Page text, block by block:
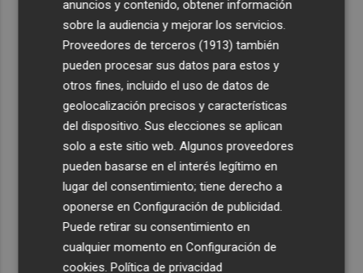
anuncios y contenido, obtener información
sobre la audiencia y mejorar los servicios.
Proveedores de terceros (1913) también
pueden procesar sus datos para estos y
otros fines, incluido el uso de datos de
geolocalización precisos y características
del dispositivo. Sus elecciones se aplican
solo a este sitio web. Algunos proveedores
pueden basarse en el interés legítimo en
lugar del consentimiento; tiene derecho a
oponerse enConfiguración de publicidad
Puede retirar su consentimiento en
cualquier momento enConfiguración de
cookies .Política de privacidad